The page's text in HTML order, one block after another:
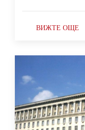
ВИЖТЕ ОЩЕ